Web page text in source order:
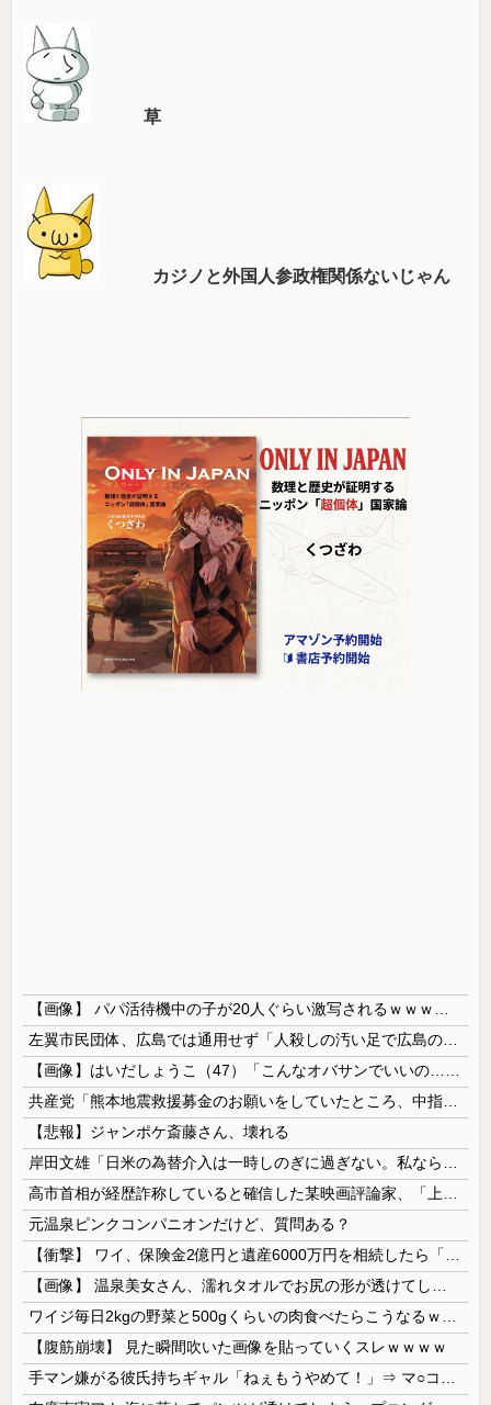
草
カジノと外国人参政権関係ないじゃん
【悲報】ジャンポケ斎藤さん、壊れる
元温泉ピンクコンパニオンだけど、質問ある？
【腹筋崩壊】 見た瞬間吹いた画像を貼っていくスレｗｗｗｗ